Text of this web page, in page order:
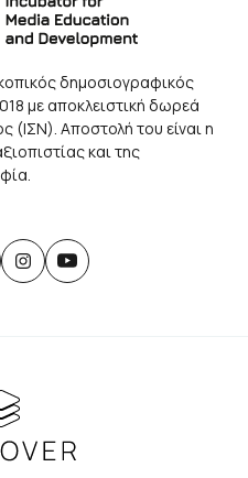
δημοσιογραφικός
με αποκλειστική δωρεά
(ΙΣΝ). Αποστολή του είναι η
και της